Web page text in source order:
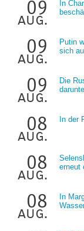
09
aug.
In
09
aug.
Putin
sich
09
aug.
Die
08
aug.
In der
08
aug.
erneut
08
aug.
In